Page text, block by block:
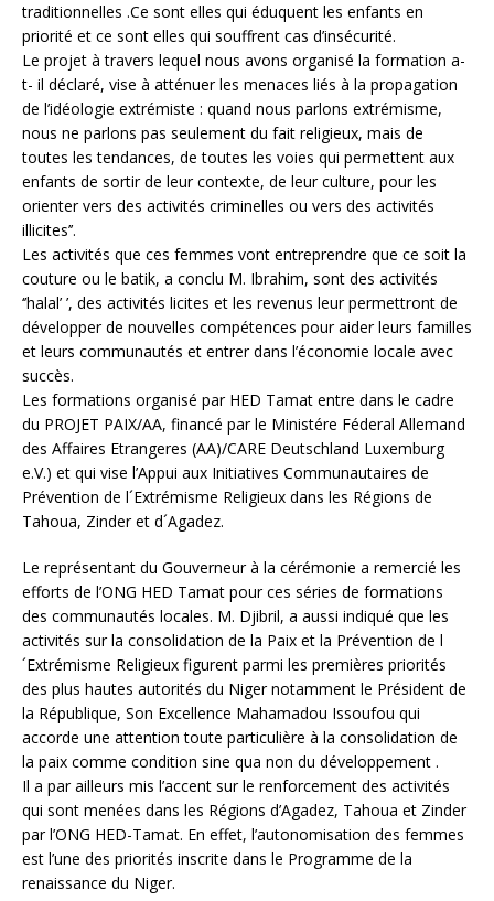
traditionnelles .Ce sont elles qui éduquent les enfants en
priorité et ce sont elles qui souffrent cas d’insécurité.
Le projet à travers lequel nous avons organisé la formation a-
t- il déclaré, vise à atténuer les menaces liés à la propagation
de l’idéologie extrémiste : quand nous parlons extrémisme,
nous ne parlons pas seulement du fait religieux, mais de
toutes les tendances, de toutes les voies qui permettent aux
enfants de sortir de leur contexte, de leur culture, pour les
orienter vers des activités criminelles ou vers des activités
illicites’’.
Les activités que ces femmes vont entreprendre que ce soit la
couture ou le batik, a conclu M. Ibrahim, sont des activités
‘’halal’ ’, des activités licites et les revenus leur permettront de
développer de nouvelles compétences pour aider leurs familles
et leurs communautés et entrer dans l’économie locale avec
succès.
Les formations organisé par HED Tamat entre dans le cadre
du PROJET PAIX/AA, financé par le Ministére Féderal Allemand
des Affaires Etrangeres (AA)/CARE Deutschland Luxemburg
e.V.) et qui vise l’Appui aux Initiatives Communautaires de
Prévention de l´Extrémisme Religieux dans les Régions de
Tahoua, Zinder et d´Agadez.
Le représentant du Gouverneur à la cérémonie a remercié les
efforts de l’ONG HED Tamat pour ces séries de formations
des communautés locales. M. Djibril, a aussi indiqué que les
activités sur la consolidation de la Paix et la Prévention de l
´Extrémisme Religieux figurent parmi les premières priorités
des plus hautes autorités du Niger notamment le Président de
la République, Son Excellence Mahamadou Issoufou qui
accorde une attention toute particulière à la consolidation de
la paix comme condition sine qua non du développement .
Il a par ailleurs mis l’accent sur le renforcement des activités
qui sont menées dans les Régions d’Agadez, Tahoua et Zinder
par l’ONG HED-Tamat. En effet, l’autonomisation des femmes
est l’une des priorités inscrite dans le Programme de la
renaissance du Niger.